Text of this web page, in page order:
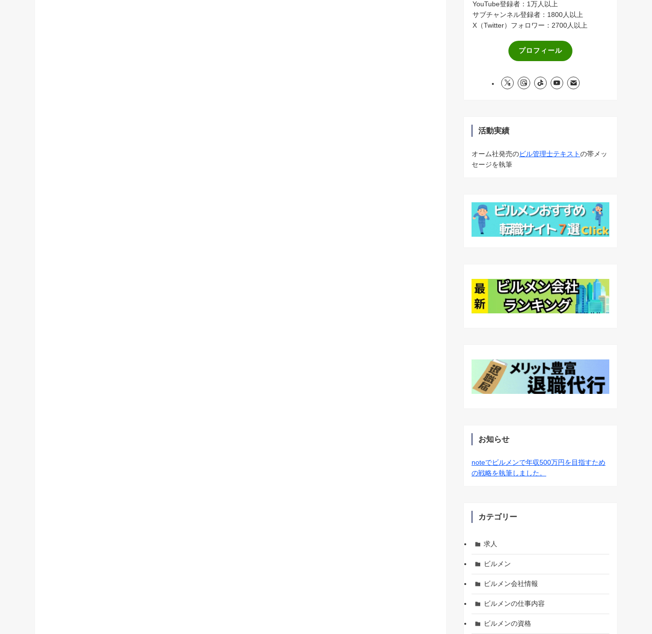
YouTube登録者：1万人以上
サブチャンネル登録者：1800人以上
X（Twitter）フォロワー：2700人以上
プロフィール
活動実績
オーム社発売のビル管理士テキストの帯メッ
セージを執筆
お知らせ
noteでビルメンで年収500万円を目指すため
の戦略を執筆しました。
カテゴリー
求人
ビルメン
ビルメン会社情報
ビルメンの仕事内容
ビルメンの資格